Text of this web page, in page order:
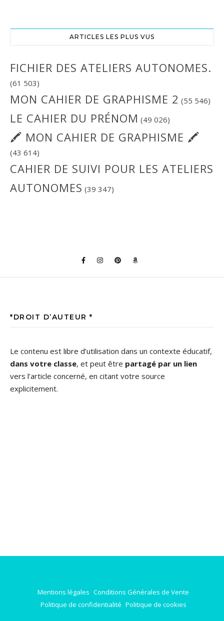
ARTICLES LES PLUS VUS
FICHIER DES ATELIERS AUTONOMES.
(61 503)
MON CAHIER DE GRAPHISME 2 (55 546)
LE CAHIER DU PRÉNOM (49 026)
🖍 MON CAHIER DE GRAPHISME 🖍
(43 614)
CAHIER DE SUIVI POUR LES ATELIERS
AUTONOMES (39 347)
*DROIT D’AUTEUR *
Le contenu est libre d’utilisation dans un contexte éducatif,
dans votre classe, et peut être partagé par un lien
vers l’article concerné, en citant votre source
explicitement.
Mentions légales Conditions Générales de Vente
Politique de confidentialité Politique de cookies